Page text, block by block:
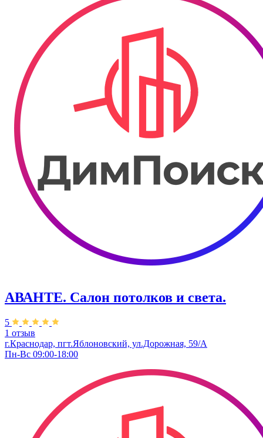
АВАНТЕ. Салон потолков и света.
5
1 отзыв
г.Краснодар, пгт.Яблоновский, ул.Дорожная, 59/А
Пн-Вс 09:00-18:00